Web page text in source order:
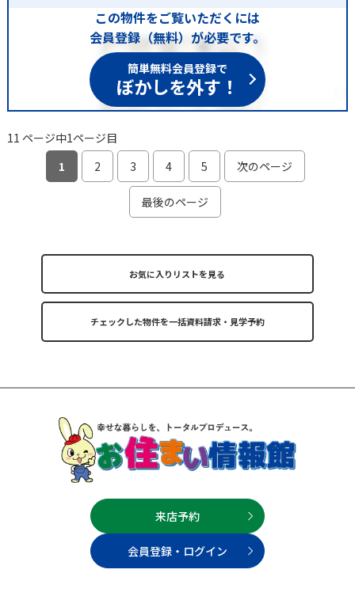
この物件をご覧いただくには
会員登録（無料）が必要です。
簡単無料会員登録で
ぼかしを外す！
11 ページ中1ページ目
1
2 3 4 5 次のページ
最後のページ
お気に入りリストを見る
来店予約
会員登録・ログイン